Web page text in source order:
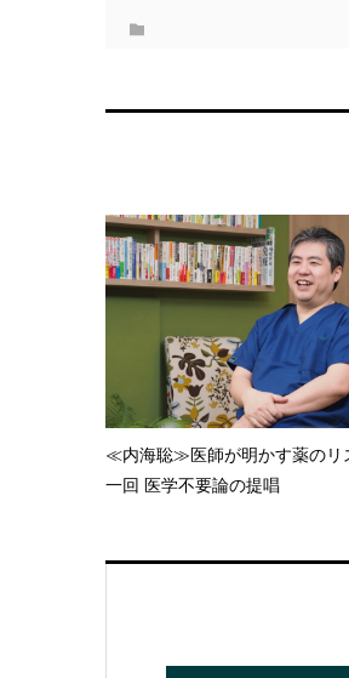
≪内海聡≫医師が明かす薬のリ
一回 医学不要論の提唱